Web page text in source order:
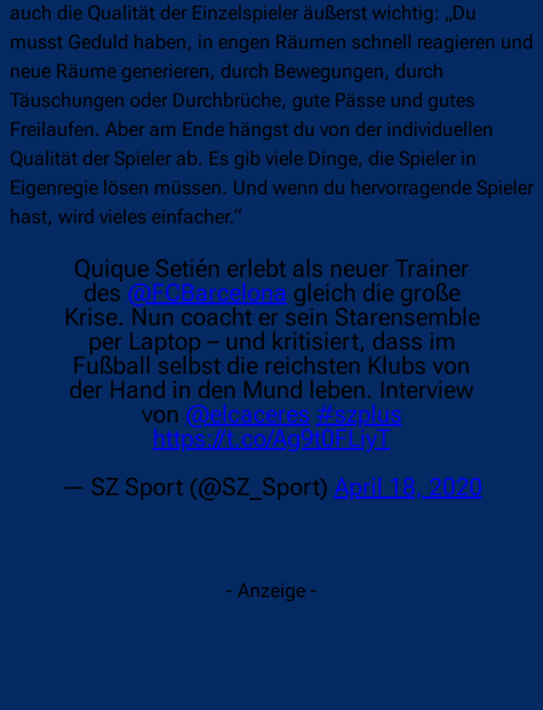
auch die Qualität der Einzelspieler äußerst wichtig: „Du
musst Geduld haben, in engen Räumen schnell reagieren und
neue Räume generieren, durch Bewegungen, durch
Täuschungen oder Durchbrüche, gute Pässe und gutes
Freilaufen. Aber am Ende hängst du von der individuellen
Qualität der Spieler ab. Es gib viele Dinge, die Spieler in
Eigenregie lösen müssen. Und wenn du hervorragende Spieler
hast, wird vieles einfacher.“
Quique Setién erlebt als neuer Trainer
des @FCBarcelona gleich die große
Krise. Nun coacht er sein Starensemble
per Laptop – und kritisiert, dass im
Fußball selbst die reichsten Klubs von
der Hand in den Mund leben. Interview
von @elcaceres #szplus
https://t.co/Ag9t0FLiyT
— SZ Sport (@SZ_Sport) April 18, 2020
- Anzeige -